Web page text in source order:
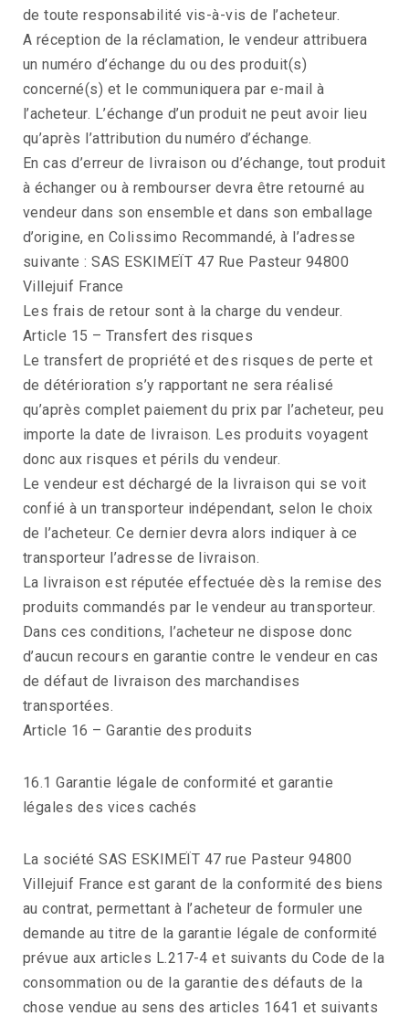
de toute responsabilité vis-à-vis de l’acheteur.
A réception de la réclamation, le vendeur attribuera
un numéro d’échange du ou des produit(s)
concerné(s) et le communiquera par e-mail à
l’acheteur. L’échange d’un produit ne peut avoir lieu
qu’après l’attribution du numéro d’échange.
En cas d’erreur de livraison ou d’échange, tout produit
à échanger ou à rembourser devra être retourné au
vendeur dans son ensemble et dans son emballage
d’origine, en Colissimo Recommandé, à l’adresse
suivante : SAS ESKIMEÏT 47 Rue Pasteur 94800
Villejuif France
Les frais de retour sont à la charge du vendeur.
Article 15 – Transfert des risques
Le transfert de propriété et des risques de perte et
de détérioration s’y rapportant ne sera réalisé
qu’après complet paiement du prix par l’acheteur, peu
importe la date de livraison. Les produits voyagent
donc aux risques et périls du vendeur.
Le vendeur est déchargé de la livraison qui se voit
confié à un transporteur indépendant, selon le choix
de l’acheteur. Ce dernier devra alors indiquer à ce
transporteur l’adresse de livraison.
La livraison est réputée effectuée dès la remise des
produits commandés par le vendeur au transporteur.
Dans ces conditions, l’acheteur ne dispose donc
d’aucun recours en garantie contre le vendeur en cas
de défaut de livraison des marchandises
transportées.
Article 16 – Garantie des produits
16.1 Garantie légale de conformité et garantie
légales des vices cachés
La société SAS ESKIMEÏT 47 rue Pasteur 94800
Villejuif France est garant de la conformité des biens
au contrat, permettant à l’acheteur de formuler une
demande au titre de la garantie légale de conformité
prévue aux articles L.217-4 et suivants du Code de la
consommation ou de la garantie des défauts de la
chose vendue au sens des articles 1641 et suivants